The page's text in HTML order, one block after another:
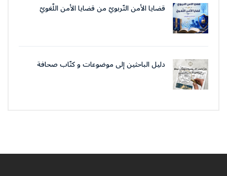
قضايا الأمن التّربويّ من قضايا الأمن اللّغويّ
دليل الباحثين إلى موضوعات و كتّاب صحافة